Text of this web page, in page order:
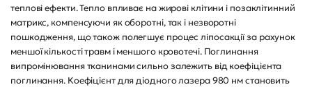
теплові ефекти. Тепло впливає на жирові клітини і позаклітинний
матрикс, компенсуючи як оборотні, так і незворотні
пошкодження, що також полегшує процес ліпосакції за рахунок
меншої кількості травм і меншого кровотечі. Поглинання
випромінювання тканинами сильно залежить від коефіцієнта
поглинання. Коефіцієнт для діодного лазера 980 нм становить